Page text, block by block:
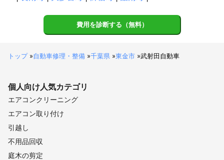
費用を診断する（無料）
トップ»自動車修理・整備 »千葉県 »東金市 »武射田自動車
個人向け人気カテゴリ
エアコンクリーニング
エアコン取り付け
引越し
不用品回収
庭木の剪定